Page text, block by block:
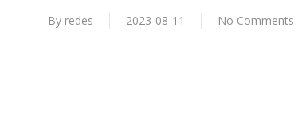
By redes 2023-08-11 No Comments